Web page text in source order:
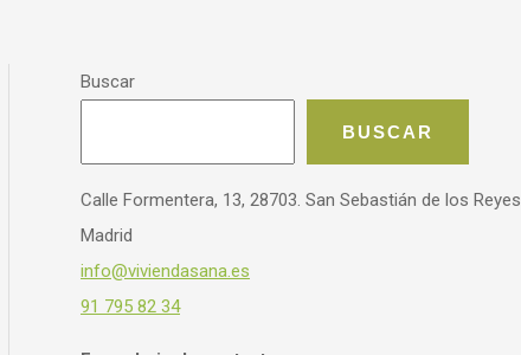
Buscar
BUSCAR
Calle Formentera, 13, 28703. San Sebastián de los Reyes
Madrid
info@viviendasana.es
91 795 82 34